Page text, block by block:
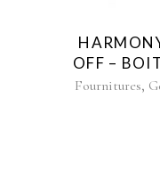
OFF –
Fournitures,